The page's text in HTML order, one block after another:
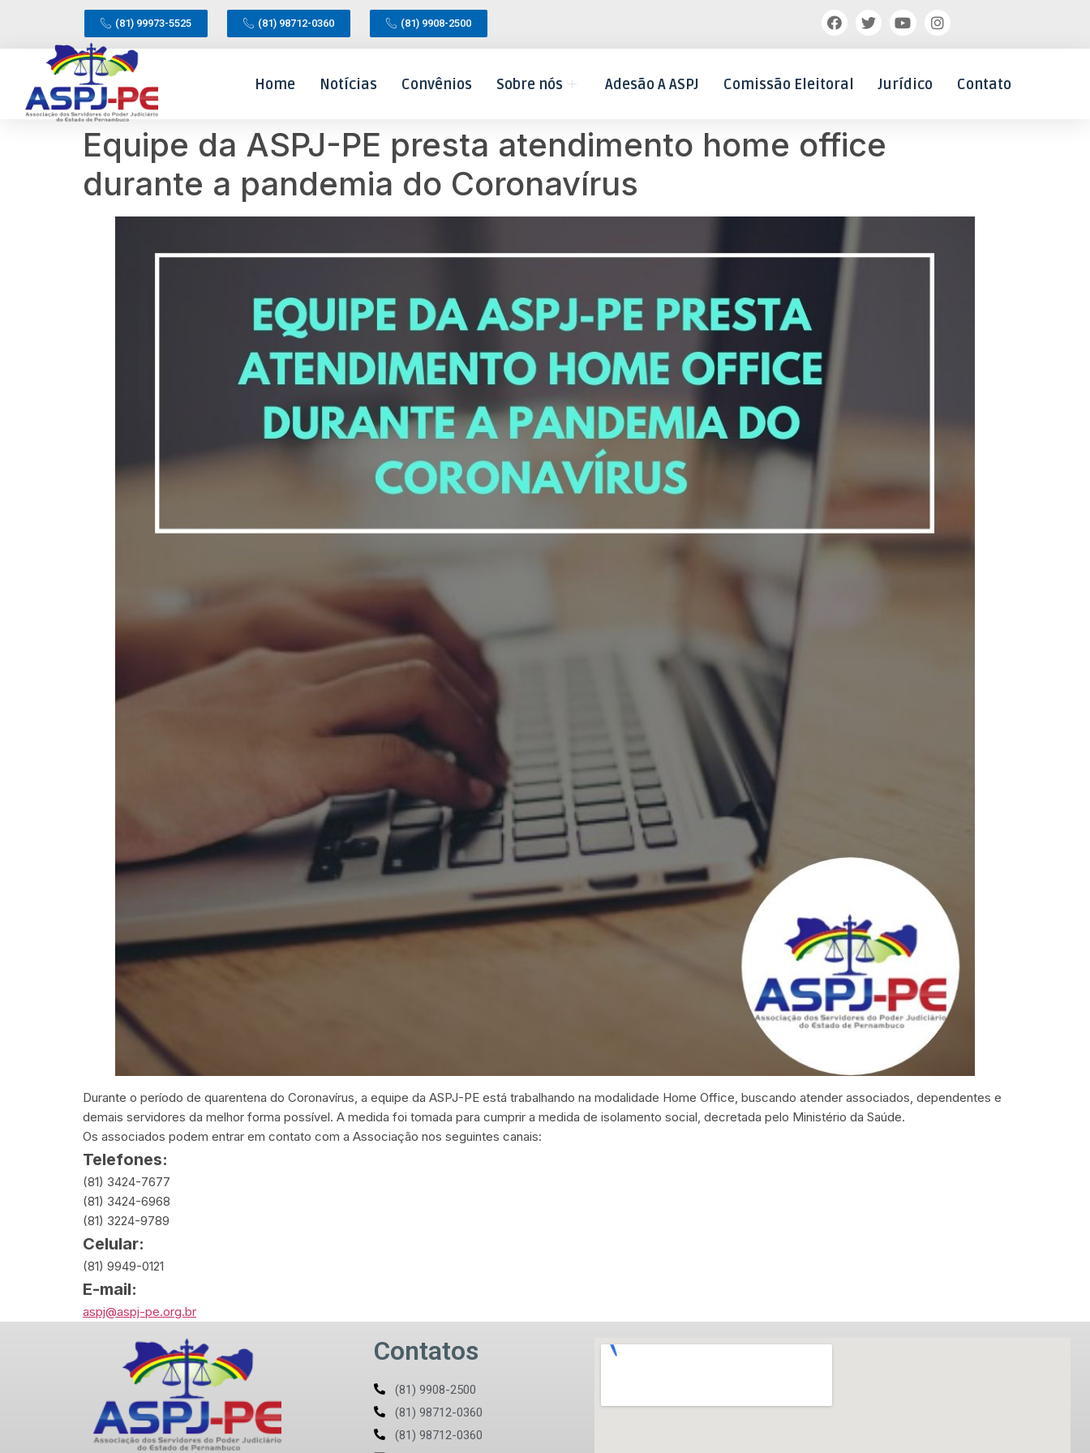
(81) 99973-5525 (81) 98712-0360 (81) 9908-2500
Home Notícias Convênios Sobre nós Adesão A ASPJ Comissão Eleitoral Jurídico Contato
Equipe da ASPJ-PE presta atendimento home office
durante a pandemia do Coronavírus
Durante o período de quarentena do Coronavírus, a equipe da ASPJ-PE está trabalhando na modalidade Home Office, buscando atender associados, dependentes e
demais servidores da melhor forma possível. A medida foi tomada para cumprir a medida de isolamento social, decretada pelo Ministério da Saúde.
Os associados podem entrar em contato com a Associação nos seguintes canais:
Telefones:
(81) 3424-7677
(81) 3424-6968
(81) 3224-9789
Celular:
(81) 9949-0121
E-mail:
aspj@aspj-pe.org.br
Contatos
(81) 9908-2500
(81) 98712-0360
(81) 98712-0360